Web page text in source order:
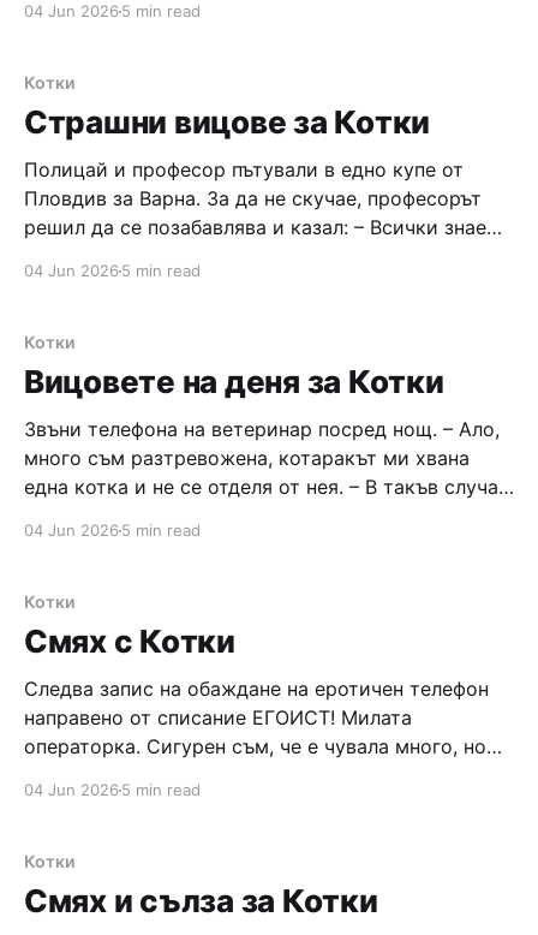
Лапландците отиват
04 Jun 2026 5 min read
Котки
Страшни вицове за Котки
Полицай и професор пътували в едно купе от
Пловдив за Варна. За да не скучае, професорът
решил да се позабавлява и казал: – Всички знаем
04 Jun 2026 5 min read
Котки
Вицовете на деня за Котки
Звъни телефона на ветеринар посред нощ. – Ало,
много съм разтревожена, котаракът ми хвана
една котка и не се отделя от нея. – В такъв случай
04 Jun 2026 5 min read
Котки
Смях с Котки
Следва запис на обаждане на еротичен телефон
направено от списание ЕГОИСТ! Милата
операторка. Сигурен съм, че е чувала много, но
Лиза. Ами... как си
04 Jun 2026 5 min read
Котки
Смях и сълза за Котки